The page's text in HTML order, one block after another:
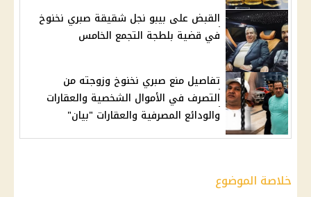
القبض على بيبو نجل شقيقة صبري نخنوخ
في قضية بلطجة التجمع الخامس
تفاصيل منع صبري نخنوخ وزوجته من
التصرف في الأموال الشخصية والعقارات
والودائع المصرفية والعقارات "بيان"
خلاصة الموضوع